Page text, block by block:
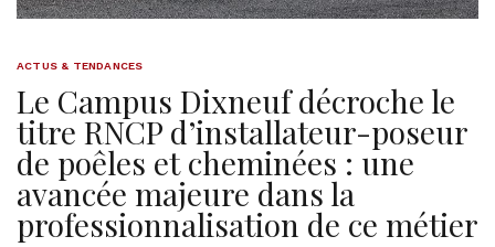
ACTUS & TENDANCES
Le Campus Dixneuf décroche le
titre RNCP d’installateur-poseur
de poêles et cheminées : une
avancée majeure dans la
professionnalisation de ce métier